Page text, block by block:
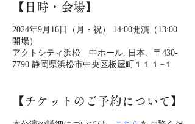
【日時・会場】
2024年9月16日（月・祝） 14:00開演（13:00
開場）
アクトシティ浜松 中ホール, 日本、〒430-
7790 静岡県浜松市中央区板屋町１１１−１
【チケットのご予約について】